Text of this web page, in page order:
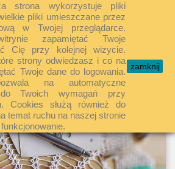
strona wykorzystuje pliki
pliki umieszczane przez
w Twojej przeglądarce.
zapamiętać Twoje
Cię przy kolejnej wizycie.
strony odwiedzasz i co na
Twoje dane do logowania.
na automatyczne
Twoich wymagań przy
Cookies służą również do
temat ruchu na naszej stronie
funkcjonowanie.
zamknij
